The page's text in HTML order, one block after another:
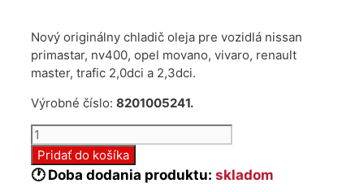
Nový originálny chladič oleja pre vozidlá nissan
primastar, nv400, opel movano, vivaro, renault
master, trafic 2,0dci a 2,3dci.
Výrobné číslo: 8201005241.
množstvo
Nový
chladič
oleja
Pridať do košíka
🕐 Doba dodania produktu: skladom